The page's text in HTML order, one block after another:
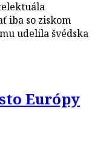
iba so ziskom
udelila švédska
Európy